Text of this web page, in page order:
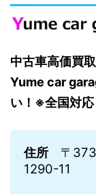
中古車高価買
Yume car
い！※全国対
住所 〒
1290-11